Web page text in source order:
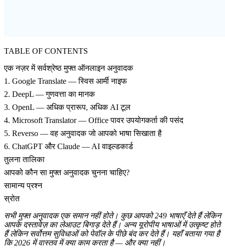
TABLE OF CONTENTS
एक नज़र में सर्वश्रेष्ठ मुफ्त ऑनलाइन अनुवादक
1. Google Translate — स्विस आर्मी नाइफ
2. DeepL — गुणवत्ता का मानक
3. OpenL — अधिक प्रारूप, अधिक AI टूल
4. Microsoft Translator — Office पावर उपयोगकर्ता की पसंद
5. Reverso — वह अनुवादक जो आपको भाषा सिखाता है
6. ChatGPT और Claude — AI वाइल्डकार्ड
तुलना तालिका
आपको कौन सा मुफ्त अनुवादक चुनना चाहिए?
सामान्य प्रश्न
स्रोत
सभी मुफ्त अनुवादक एक समान नहीं होते। कुछ आपको 249 भाषाएँ देते हैं लेकिन
आपके दस्तावेज़ का लेआउट बिगाड़ देते हैं। अन्य यूरोपीय भाषाओं में उत्कृष्ट होते
हैं लेकिन सर्वोत्तम सुविधाओं को पेवॉल के पीछे बंद कर देते हैं। यहाँ बताया गया है
कि 2026 में वास्तव में क्या काम करता है — और क्या नहीं।